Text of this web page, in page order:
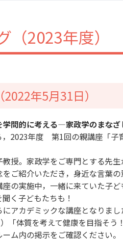
（2023年度）
年5月31日）
問的に考える―家政学のまなざ
2023年度 第1回の親講座「
授。家政学をご専門とする先
ご紹介いただき，身近な言葉の
の実施中，一緒に来ていた子
く子どもたちも！
アカデミックな講座となりまし
「体質を考えて健康を目指そう！
ム内の掲示をご確認ください。